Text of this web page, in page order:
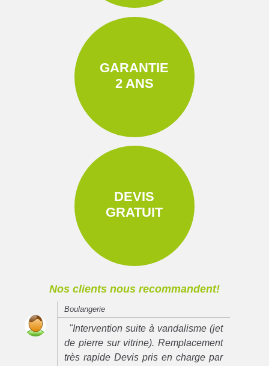
GARANTIE
2 ANS
DEVIS
GRATUIT
Nos clients nous recommandent!
Boulangerie
"Intervention suite à vandalisme (jet
de pierre sur vitrine). Remplacement
très rapide Devis pris en charge par